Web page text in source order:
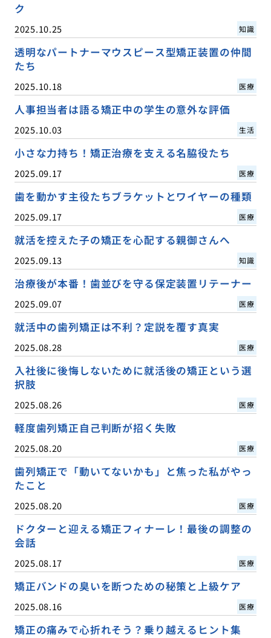
ク
2025.10.25 知識
透明なパートナーマウスピース型矯正装置の仲間
たち
2025.10.18 医療
人事担当者は語る矯正中の学生の意外な評価
2025.10.03 生活
小さな力持ち！矯正治療を支える名脇役たち
2025.09.17 医療
歯を動かす主役たちブラケットとワイヤーの種類
2025.09.17 医療
就活を控えた子の矯正を心配する親御さんへ
2025.09.13 知識
治療後が本番！歯並びを守る保定装置リテーナー
2025.09.07 医療
就活中の歯列矯正は不利？定説を覆す真実
2025.08.28 医療
入社後に後悔しないために就活後の矯正という選
択肢
2025.08.26 医療
軽度歯列矯正自己判断が招く失敗
2025.08.20 医療
歯列矯正で「動いてないかも」と焦った私がやっ
たこと
2025.08.20 医療
ドクターと迎える矯正フィナーレ！最後の調整の
会話
2025.08.17 医療
矯正バンドの臭いを断つための秘策と上級ケア
2025.08.16 医療
矯正の痛みで心折れそう？乗り越えるヒント集